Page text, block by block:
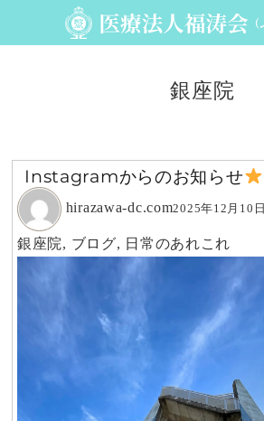
銀座院
Instagramからのお知らせ
hirazawa-dc.com2025年12月10日
銀座院, ブログ, 日常のあれこれ